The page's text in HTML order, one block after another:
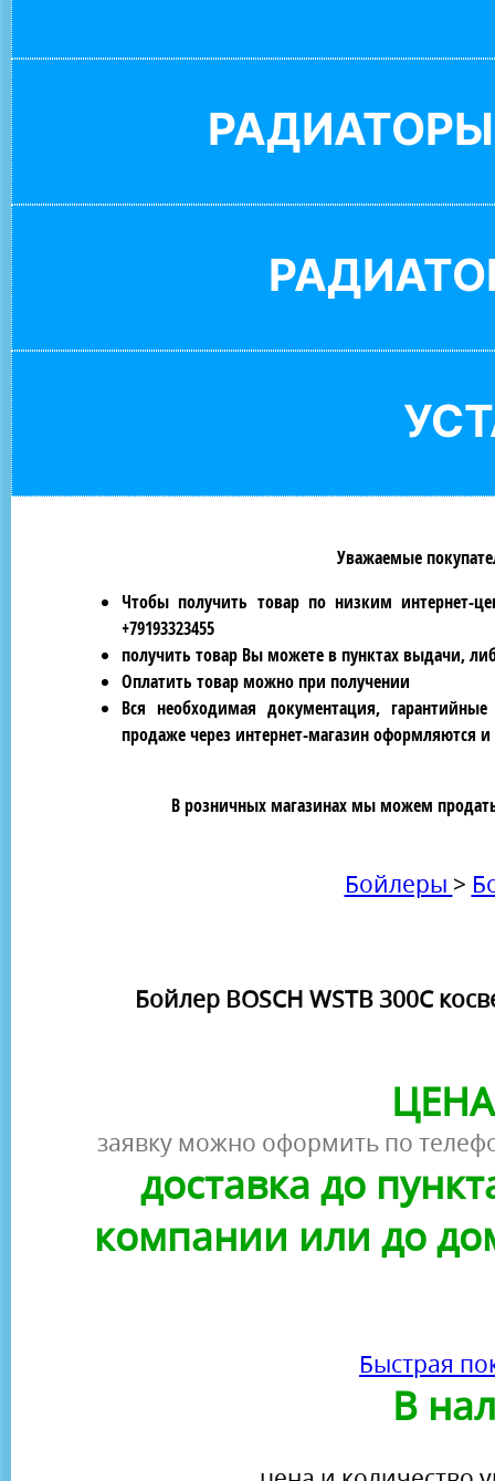
Уважаемые
Чтобы получить товар по низким интернет-
+79193323455
получить товар Вы можете в пунктах выдачи,
Оплатить товар можно при получении
Вся необходимая документация,
продаже через интернет-магазин оформляются
В розничных магазинах мы можем
Бойлеры >
Бойлер BOSCH WSTB 300C
заявку можно оформить по
доставка до
компании или до
Быстрая
В